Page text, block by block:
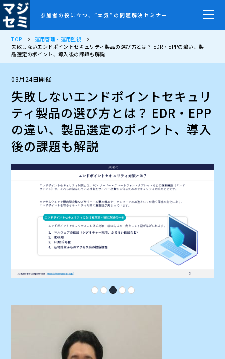
参加者の役に立つ、”本気”の問題解決セミナー
TOP
運用管理・運用監視
失敗しないエンドポイントセキュリティ製品の選び方とは？ EDR・EPPの違い、製
品選定のポイント、導入後の課題も解説
03月24日開催
失敗しないエンドポイントセキュリ
ティ製品の選び方とは？ EDR・EPP
の違い、製品選定のポイント、導入
後の課題も解説